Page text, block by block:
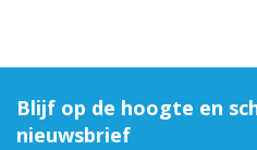
Blijf op de hoogte en
nieuwsbrief